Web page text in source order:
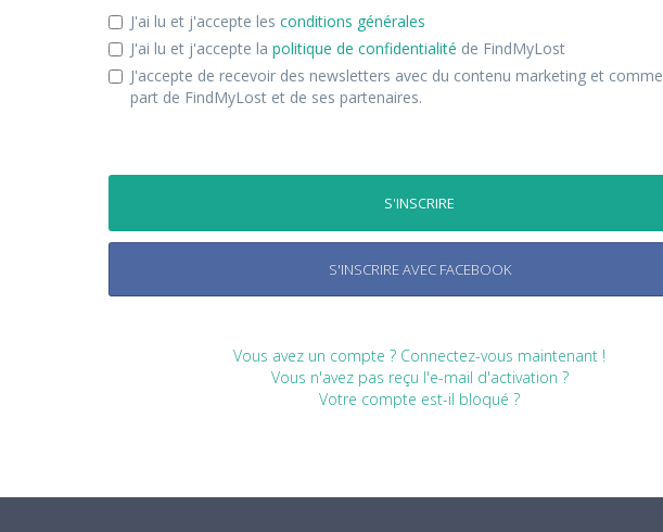
J'ai lu et j'accepte les conditions générales
J'ai lu et j'accepte la politique de confidentialité de FindMyLost
J'accepte de recevoir des newsletters avec du contenu marketing et
part de FindMyLost et de ses partenaires.
S'INSCRIRE AVEC FACEBOOK
Vous avez un compte ? Connectez-vous maintenant !
Vous n'avez pas reçu l'e-mail d'activation ?
Votre compte est-il bloqué ?